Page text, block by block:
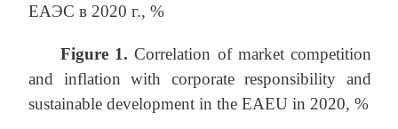
ЕАЭС в 2020 г., %
Figure 1. Correlation of market competition
and inflation with corporate responsibility and
sustainable development in the EAEU in 2020, %